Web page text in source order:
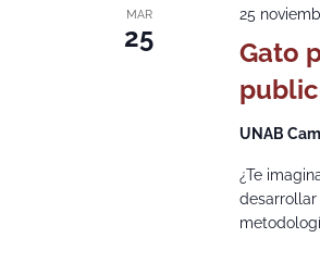
MAR
25
Gato
25
UNAB
¿Te
desarrollar